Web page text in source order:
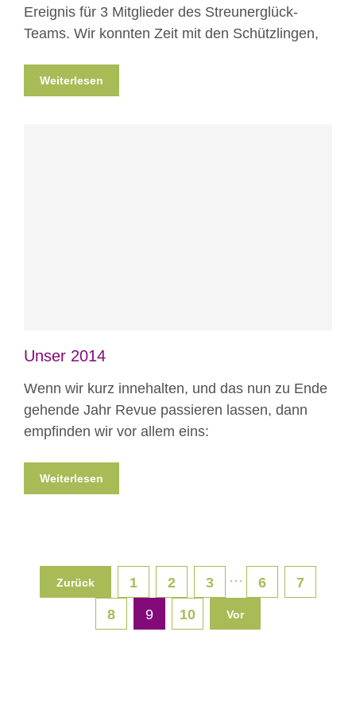
Ereignis für 3 Mitglieder des Streunerglück-
Teams. Wir konnten Zeit mit den Schützlingen,
Weiterlesen
Unser 2014
Wenn wir kurz innehalten, und das nun zu Ende
gehende Jahr Revue passieren lassen, dann
empfinden wir vor allem eins:
Weiterlesen
Zurück 1 2 3 ··· 6
7
8
9 10 Vor